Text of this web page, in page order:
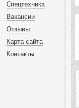
Спецтехника
Вакансии
Отзывы
Карта сайта
Контакты